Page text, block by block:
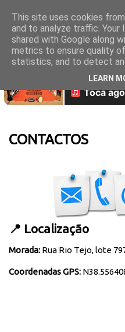
CONTACTOS
📍 Localização
Morada: Rua Rio Tejo, lote
Coordenadas GPS:
This site uses cookies
and to analyze traffic. Your
shared with Google along
metrics to ensure quality
statistics, and to detect
LEARN